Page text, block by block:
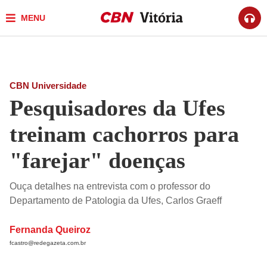
MENU
CBN Universidade
Pesquisadores da Ufes
treinam cachorros para
"farejar" doenças
Ouça detalhes na entrevista com o professor do
Departamento de Patologia da Ufes, Carlos Graeff
Fernanda Queiroz
fcastro@redegazeta.com.br